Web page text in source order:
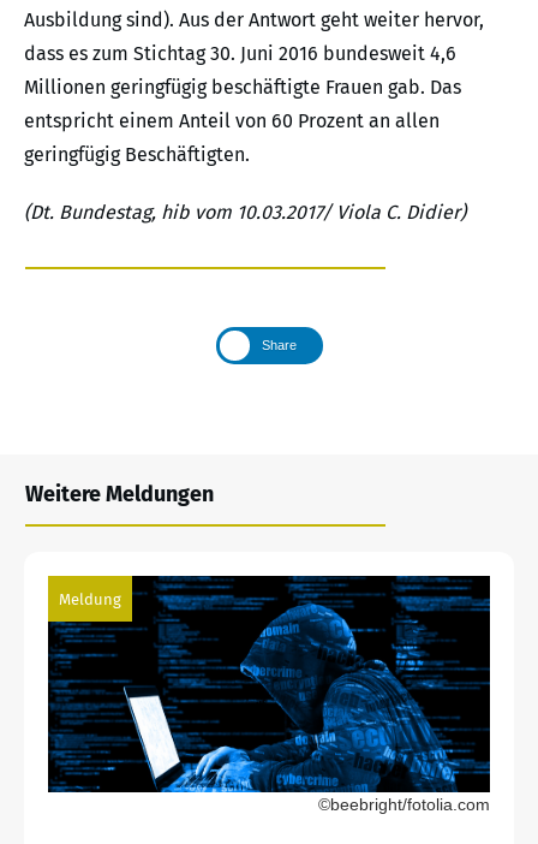
Ausbildung sind). Aus der Antwort geht weiter hervor,
dass es zum Stichtag 30. Juni 2016 bundesweit 4,6
Millionen geringfügig beschäftigte Frauen gab. Das
entspricht einem Anteil von 60 Prozent an allen
geringfügig Beschäftigten.
(Dt. Bundestag, hib vom 10.03.2017/ Viola C. Didier)
Share
Weitere Meldungen
Meldung
©beebright/fotolia.com